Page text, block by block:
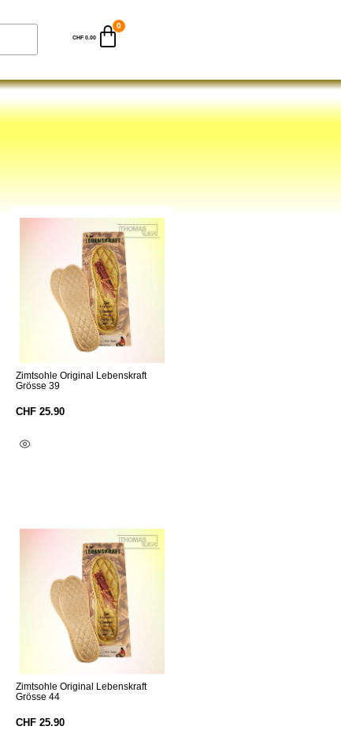
CHF0.00
Zimtsohle Original Lebenskraft
Grösse 39
CHF 25.90
Zimtsohle Original Lebenskraft
Grösse 44
CHF 25.90